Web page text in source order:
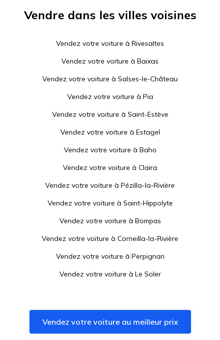
Vendre dans les villes voisines
Vendez votre voiture à Rivesaltes
Vendez votre voiture à Baixas
Vendez votre voiture à Salses-le-Château
Vendez votre voiture à Pia
Vendez votre voiture à Saint-Estève
Vendez votre voiture à Estagel
Vendez votre voiture à Baho
Vendez votre voiture à Claira
Vendez votre voiture à Pézilla-la-Rivière
Vendez votre voiture à Saint-Hippolyte
Vendez votre voiture à Bompas
Vendez votre voiture à Corneilla-la-Rivière
Vendez votre voiture à Perpignan
Vendez votre voiture à Le Soler
Vendez votre voiture àSaint-Laurent-de-la-Salanque
Vendez votre voiture àVillelongue-de-la-Salanque
Vendez votre voiture au meilleur prix